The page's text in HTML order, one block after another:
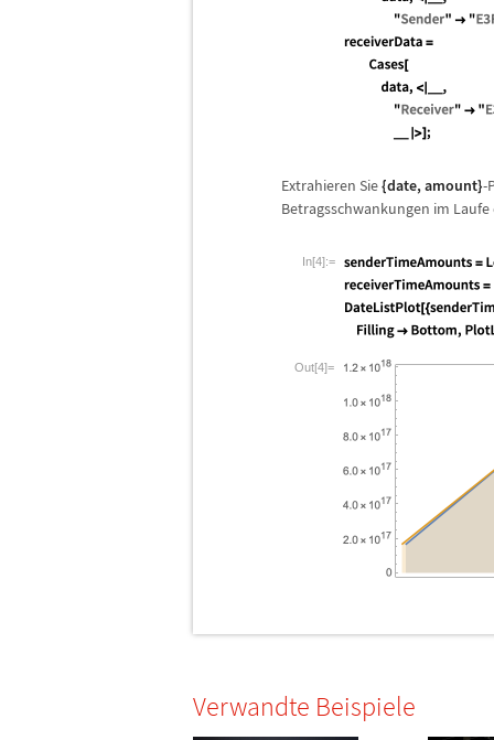
Extrahieren Sie{date,amount}-
Betragsschwankungen im Laufe
In[4]:=
Out[4]=
Verwandte Beispiele